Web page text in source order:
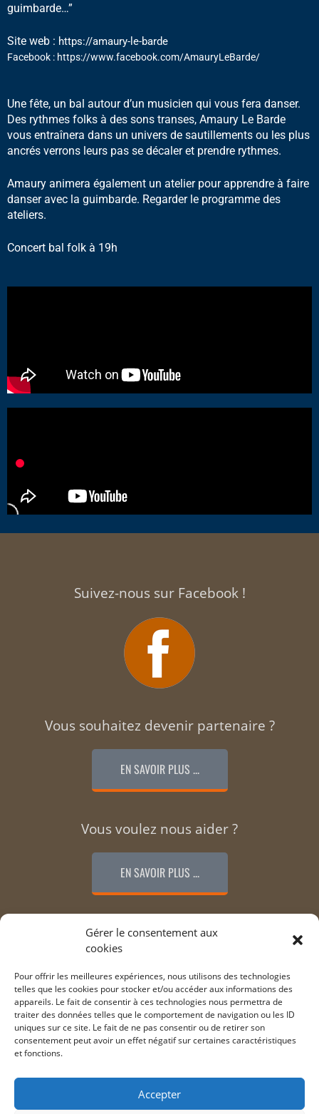
Gérer le consentement aux
cookies
Pour offrir les meilleures expériences, nous utilisons des technologies
telles que les cookies pour stocker et/ou accéder aux informations des
appareils. Le fait de consentir à ces technologies nous permettra de
traiter des données telles que le comportement de navigation ou les ID
uniques sur ce site. Le fait de ne pas consentir ou de retirer son
consentement peut avoir un effet négatif sur certaines caractéristiques
et fonctions.
Accepter
guimbarde…”
Site web : https://amaury-le-barde
Facebook : https://www.facebook.com/AmauryLeBarde/
Une fête, un bal autour d’un musicien qui vous fera danser.
Des rythmes folks à des sons transes, Amaury Le Barde
vous entraînera dans un univers de sautillements ou les plus
ancrés verrons leurs pas se décaler et prendre rythmes.
Amaury animera également un atelier pour apprendre à faire
danser avec la guimbarde. Regarder le programme des
ateliers.
Concert bal folk à 19h
Suivez-nous sur Facebook !
Vous souhaitez devenir partenaire ?
EN SAVOIR PLUS ...
Vous voulez nous aider ?
EN SAVOIR PLUS ...
Remerciements
LES PARTICIPANTS ...
Illustrations Edith, Luc, inconnus | Design Web Wordpress
Guillaume Sochon